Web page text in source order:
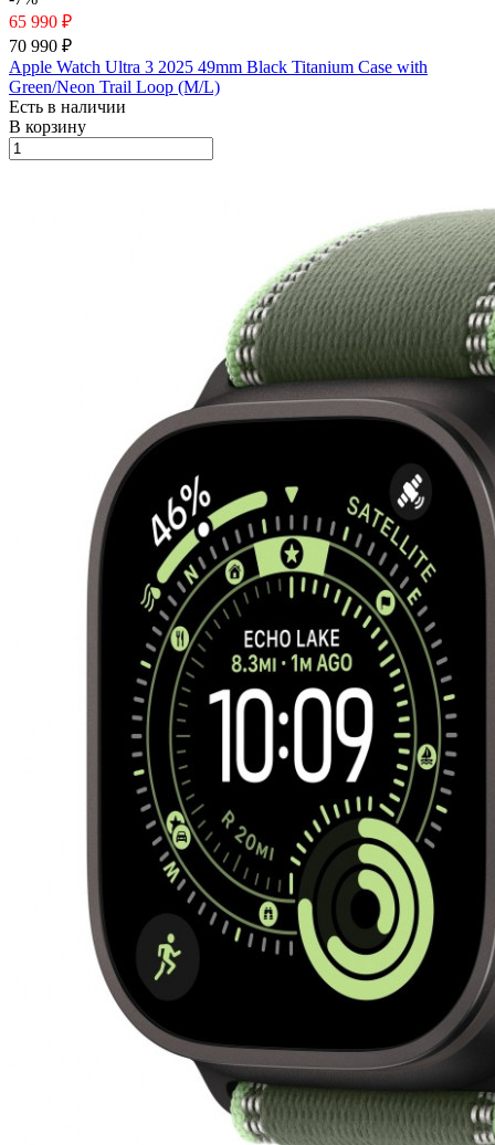
65 990 ₽
70 990 ₽
Apple Watch Ultra 3 2025 49mm Black Titanium Case with
Green/Neon Trail Loop (M/L)
Есть в наличии
В корзину